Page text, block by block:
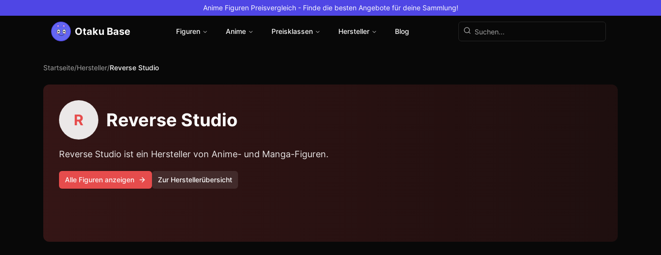
Anime Figuren Preisvergleich - Finde die besten Angebote für deine Sammlung!
Otaku Base Figuren Anime Preisklassen Hersteller Blog
Startseite/Hersteller/Reverse Studio
R Reverse Studio
Reverse Studio ist ein Hersteller von Anime- und Manga-Figuren.
Alle Figuren anzeigen Zur Herstellerübersicht